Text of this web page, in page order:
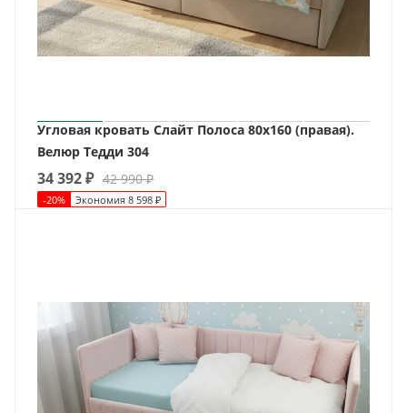
Угловая кровать Слайт Полоса 80х160 (правая).
Велюр Тедди 304
34 392₽ 42 990₽
-20% Экономия 8 598 ₽